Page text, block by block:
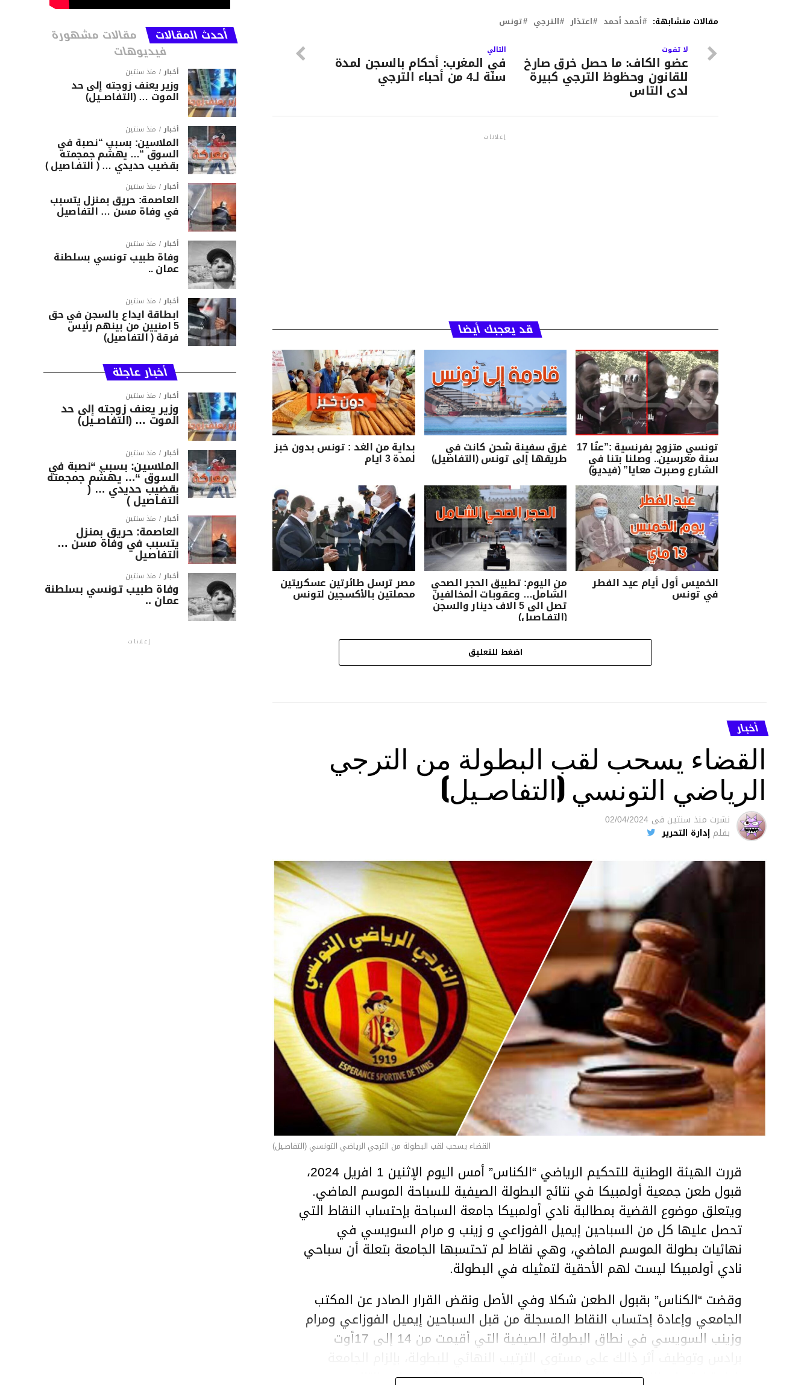
مقالات متشابهة: أحمد أحمد اعتذار الترجي تونس
التالي
في المغرب: أحكام بالسجن لمدة
سنة لـ4 من أحباء الترجي
لا تفوت
عضو الكاف: ما حصل خرق صارخ
للقانون وحظوظ الترجي كبيرة
لدى التاس
إعلانات
قد يعجبك أيضا
تونسي متزوج بفرنسية :”عنّا 17
سنة معرسين.. وصلنا بتنا في
الشارع وصبرت معايا” (فيديو)
غرق سفينة شحن كانت في
طريقها إلى تونس (التفاصيل)
بداية من الغد : تونس بدون خبز
لمدة 3 ايام
الخميس أول أيام عيد الفطر
في تونس
من اليوم: تطبيق الحجر الصحي
الشامل… وعقوبات المخالفين
تصل الى 5 الاف دينار والسجن
(التفـاصيل)
مصر ترسل طائرتين عسكريتين
محملتين بالأكسجين لتونس
اضغط للتعليق
أخبار
القضاء يسحب لقب البطولة من الترجي
الرياضي التونسي (التفاصـيل)
نشرت منذ سنتين فى 02/04/2024
بقلم إدارة التحرير
القضاء يسحب لقب البطولة من الترجي الرياضي التونسي (التفاصـيل)
قررت الهيئة الوطنية للتحكيم الرياضي “الكناس” أمس اليوم الإثنين 1 افريل 2024،
قبول طعن جمعية أولمبيكا في نتائج البطولة الصيفية للسباحة الموسم الماضي.
ويتعلق موضوع القضية بمطالبة نادي أولمبيكا جامعة السباحة بإحتساب النقاط التي
تحصل عليها كل من السباحين إيميل الفوزاعي و زينب و مرام السويسي في
نهائيات بطولة الموسم الماضي، وهي نقاط لم تحتسبها الجامعة بتعلة أن سباحي
نادي أولمبيكا ليست لهم الأحقية لتمثيله في البطولة.
وقضت “الكناس” بقبول الطعن شكلا وفي الأصل ونقض القرار الصادر عن المكتب
الجامعي وإعادة إحتساب النقاط المسجلة من قبل السباحين إيميل الفوزاعي ومرام
وزينب السويسي في نطاق البطولة الصيفية التي أقيمت من 14 إلى 17أوت
بإعادة إحتساب النقاط المذكورة في أجل أقصاه خمسة عشر يوما، وبالتالي سحب
أحدث المقالات مقالات مشهورة
فيديوهات
أخبار منذ سنتين
وزير يعنف زوجته إلى حد
الموت … (التفاصــيل)
أخبار منذ سنتين
الملاسين: بسبب “نصبة في
السوق “… يهشّم جمجمته
بقضيب حديدي … ( التفـاصيل )
أخبار منذ سنتين
العاصمة: حريق بمنزل يتسبب
في وفاة مسن … التفاصيل
أخبار منذ سنتين
وفاة طبيب تونسي بسلطنة
عمان ..
أخبار منذ سنتين
ابطاقة ايداع بالسجن في حق
5 امنيين من بينهم رئيس
فرقة ( التفاصيل)
أخبار عاجلة
أخبار منذ سنتين
وزير يعنف زوجته إلى حد
الموت … (التفاصــيل)
أخبار منذ سنتين
الملاسين: بسبب “نصبة في
السوق “… يهشّم جمجمته
بقضيب حديدي … (
التفـاصيل )
أخبار منذ سنتين
العاصمة: حريق بمنزل
يتسبب في وفاة مسن …
التفاصيل
أخبار منذ سنتين
وفاة طبيب تونسي بسلطنة
عمان ..
إعلانات